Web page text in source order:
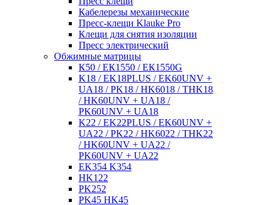
Кабелерезы механические
Пресс-клещи Klauke Pro
Клещи для снятия изоляции
Пресс электрический
Обжимные матрицы
К50 / ЕК1550 / ЕК1550G
K18 / EK18PLUS / EK60UNV +
UA18 / PK18 / HK6018 / THK18
/ HK60UNV + UA18 /
PK60UNV + UA18
K22 / EK22PLUS / EK60UNV +
UA22 / PK22 / HK6022 / THK22
/ HK60UNV + UA22 /
PK60UNV + UA22
EK354 K354
HK122
PK252
PK45 HK45